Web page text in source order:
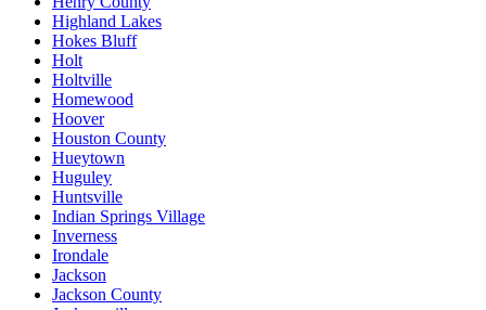
Highland Lakes
Hokes Bluff
Holt
Holtville
Homewood
Hoover
Houston County
Hueytown
Huguley
Huntsville
Indian Springs Village
Inverness
Irondale
Jackson
Jackson County